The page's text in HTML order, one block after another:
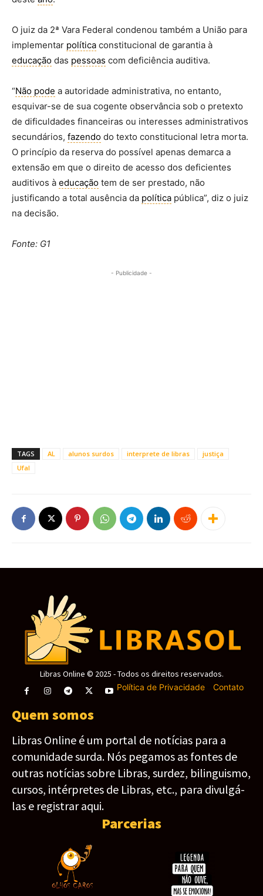
O juiz da 2ª Vara Federal condenou também a União para
implementar política constitucional de garantia à
educação das pessoas com deficiência auditiva.
“Não pode a autoridade administrativa, no entanto,
esquivar-se de sua cogente observância sob o pretexto
de dificuldades financeiras ou interesses administrativos
secundários, fazendo do texto constitucional letra morta.
O princípio da reserva do possível apenas demarca a
extensão em que o direito de acesso dos deficientes
auditivos à educação tem de ser prestado, não
justificando a total ausência da política pública”, diz o juiz
na decisão.
Fonte: G1
- Publicidade -
TAGS AL alunos surdos interprete de libras
justiça
Ufal
Libras Online © 2025 - Todos os direitos reservados.
Política de Privacidade- Contato
Quem somos
Libras Online é um portal de notícias para a
comunidade surda. Nós pegamos as fontes de
outras notícias sobre Libras, surdez, bilinguismo,
cursos, intérpretes de Libras, etc., para divulgá-
las e registrar aqui.
Parcerias